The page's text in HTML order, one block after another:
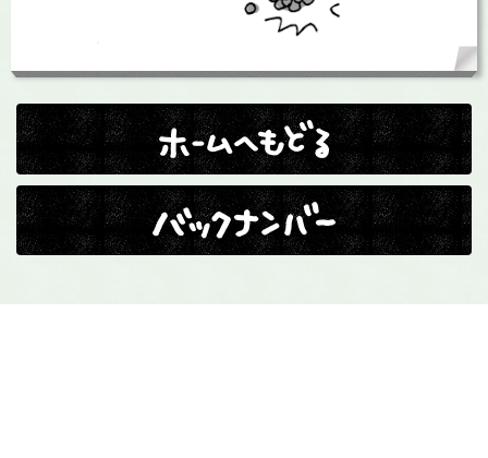
ホームへ戻る
バックナンバー